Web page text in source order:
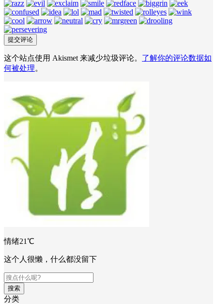
这个站点使用 Akismet 来减少垃圾评论。 了解你的评论数据如
何被处理。
情绪21℃
这个人很懒，什么都没留下
搜索
分类